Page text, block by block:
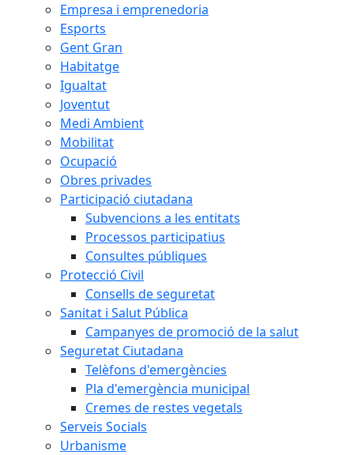
Empresa i emprenedoria
Esports
Gent Gran
Habitatge
Igualtat
Joventut
Medi Ambient
Mobilitat
Ocupació
Obres privades
Participació ciutadana
Subvencions a les entitats
Processos participatius
Consultes públiques
Protecció Civil
Consells de seguretat
Sanitat i Salut Pública
Campanyes de promoció de la salut
Seguretat Ciutadana
Telèfons d'emergències
Pla d'emergència municipal
Cremes de restes vegetals
Serveis Socials
Urbanisme